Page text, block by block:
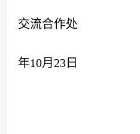
交流合作处
年10月 23日